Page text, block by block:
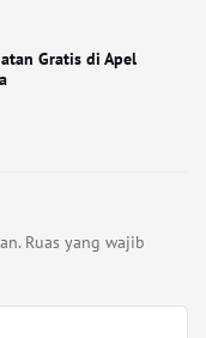
Gratis di Apel
Ruas yang wajib